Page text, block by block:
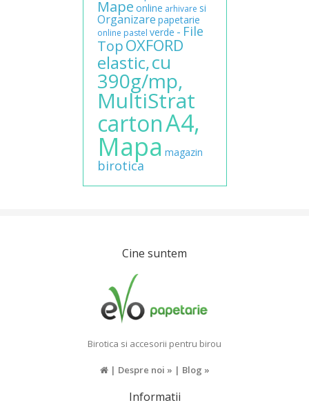
Mape online arhivare si
Organizare papetarie
online pastel verde - File
TopOXFORD
elastic,cu
390g/mp,
MultiStrat
cartonA4,
Mapa magazin
birotica
Cine suntem
Birotica si accesorii pentru birou
| Despre noi » | Blog »
Informatii